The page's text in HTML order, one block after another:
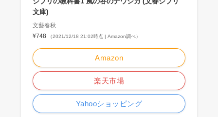
文庫)
文藝春秋
¥748
（2021/12/18 21:02時点 | Amazon調べ）
Amazon
楽天市場
Yahooショッピング